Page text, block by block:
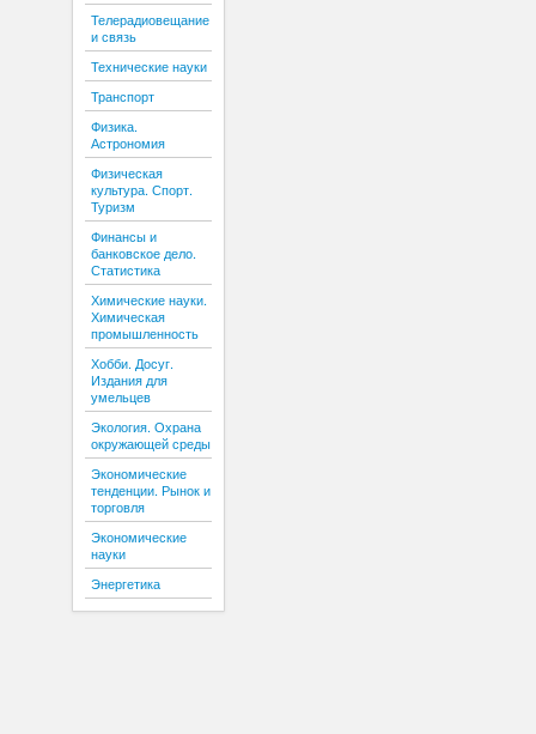
Телерадиовещание
и связь
Технические науки
Транспорт
Физика.
Астрономия
Физическая
культура. Спорт.
Туризм
Финансы и
банковское дело.
Статистика
Химические науки.
Химическая
промышленность
Хобби. Досуг.
Издания для
умельцев
Экология. Охрана
окружающей среды
Экономические
тенденции. Рынок и
торговля
Экономические
науки
Энергетика